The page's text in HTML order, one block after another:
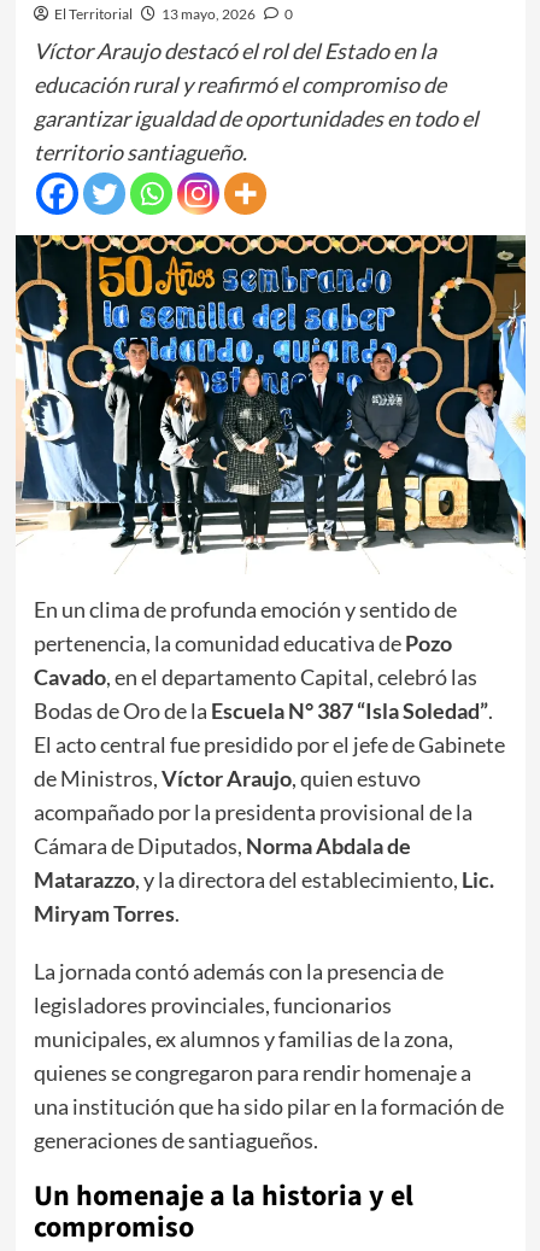
El Territorial 13 mayo, 2026 0
Víctor Araujo destacó el rol del Estado en la
educación rural y reafirmó el compromiso de
garantizar igualdad de oportunidades en todo el
territorio santiagueño.
​En un clima de profunda emoción y sentido de
pertenencia, la comunidad educativa dePozo
Cavado, en el departamento Capital, celebró las
Bodas de Oro de la Escuela N° 387 “Isla Soledad”.
El acto central fue presidido por el jefe de Gabinete
de Ministros,Víctor Araujo, quien estuvo
acompañado por la presidenta provisional de la
Cámara de Diputados, Norma Abdala de
Matarazzo, y la directora del establecimiento, Lic.
Miryam Torres.
​La jornada contó además con la presencia de
legisladores provinciales, funcionarios
municipales, ex alumnos y familias de la zona,
quienes se congregaron para rendir homenaje a
una institución que ha sido pilar en la formación de
generaciones de santiagueños.
​Un homenaje a la historia y el
compromiso